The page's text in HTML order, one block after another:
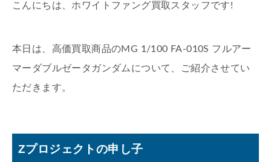
こんにちは、ホワイトファング買取スタッフです!
本日は、高価買取商品のMG 1/100 FA-010S フルアー
マーダブルゼータガンダムについて、ご紹介させてい
ただきます。
Zプロジェクトの申し子